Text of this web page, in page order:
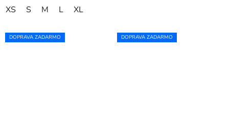
XS S M L XL
DOPRAVA ZADARMO DOPRAVA ZADARMO